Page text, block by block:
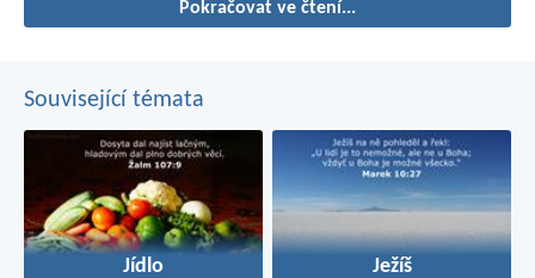
Pokračovat ve čtení...
Související témata
Jídlo Ježíš